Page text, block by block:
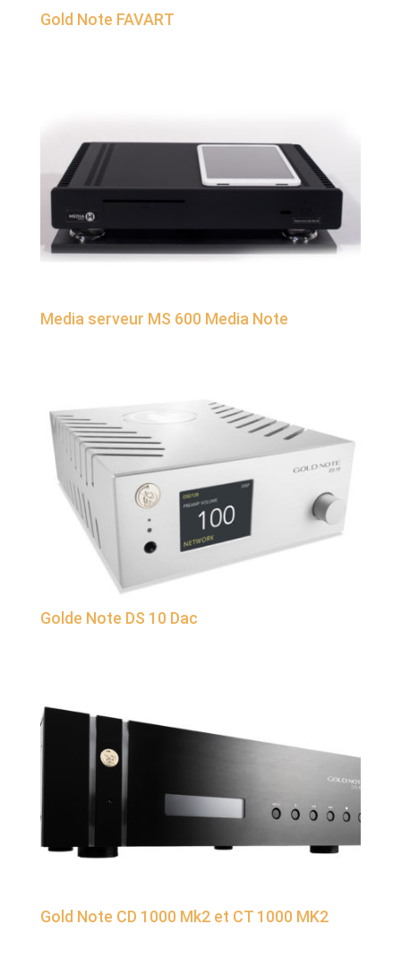
Gold Note FAVART
Media serveur MS 600 Media Note
Golde Note DS 10 Dac
Gold Note CD 1000 Mk2 et CT 1000 MK2